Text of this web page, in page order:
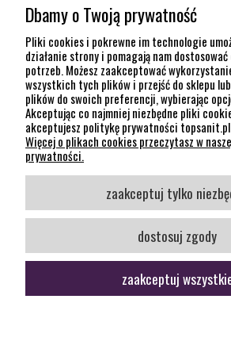
POMOC
INFORMACJE
KONTAKT
12 307 26 20
Kraków, 30-704 Na Dołach 8
SOCIAL MEDIA
Śledź nas
pokaż pełną wersję
Dbamy o Twoją prywatność
Pliki cookies i pokrewne im technologie
działanie strony i pomagają nam
potrzeb. Możesz zaakceptować
wszystkich tych plików i przejść do sklepu
plików do swoich preferencji, wybierając
Akceptując co najmniej niezbędne pliki
akceptujesz politykę prywatności topsanit.pl
Więcej o plikach cookies przeczytasz w
prywatności.
zaakceptuj tylko
dostosuj zgody
zaakceptuj